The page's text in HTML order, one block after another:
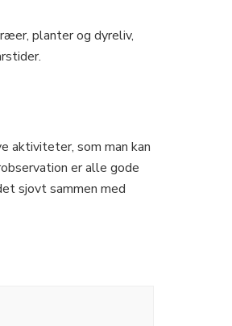
planter og dyreliv,
aktiviteter, som man kan
er alle gode
sjovt sammen med